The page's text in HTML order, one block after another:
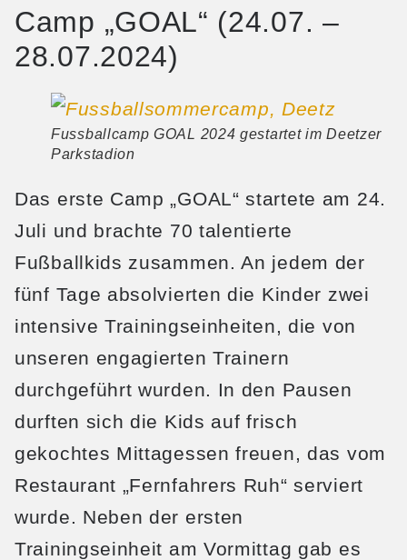
Camp „GOAL“ (24.07. –
28.07.2024)
Fussballcamp GOAL 2024 gestartet im Deetzer
Parkstadion
Das erste Camp „GOAL“ startete am 24.
Juli und brachte 70 talentierte
Fußballkids zusammen. An jedem der
fünf Tage absolvierten die Kinder zwei
intensive Trainingseinheiten, die von
unseren engagierten Trainern
durchgeführt wurden. In den Pausen
durften sich die Kids auf frisch
gekochtes Mittagessen freuen, das vom
Restaurant „Fernfahrers Ruh“ serviert
wurde. Neben der ersten
Trainingseinheit am Vormittag gab es